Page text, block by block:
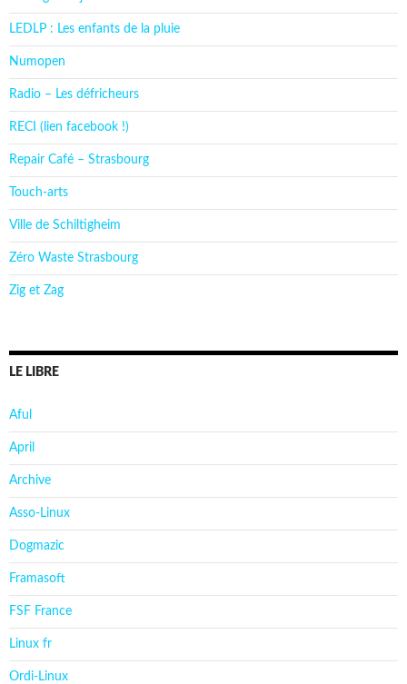
LEDLP : Les enfants de la pluie
Numopen
Radio – Les défricheurs
RECI (lien facebook !)
Repair Café – Strasbourg
Touch-arts
Ville de Schiltigheim
Zéro Waste Strasbourg
Zig et Zag
LE LIBRE
Aful
April
Archive
Asso-Linux
Dogmazic
Framasoft
FSF France
Linux fr
Ordi-Linux